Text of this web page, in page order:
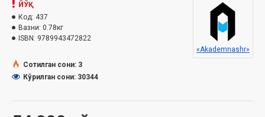
Сана:
ISBN: 978-9943-4728-2-2
Ўлчами:84×108 1/32
ЙЎҚ
Код: 437
Вазни: 0.78кг
ISBN: 9789943472822
«Akademnashr»
Сотилган сони: 3
Кўрилган сони: 30344